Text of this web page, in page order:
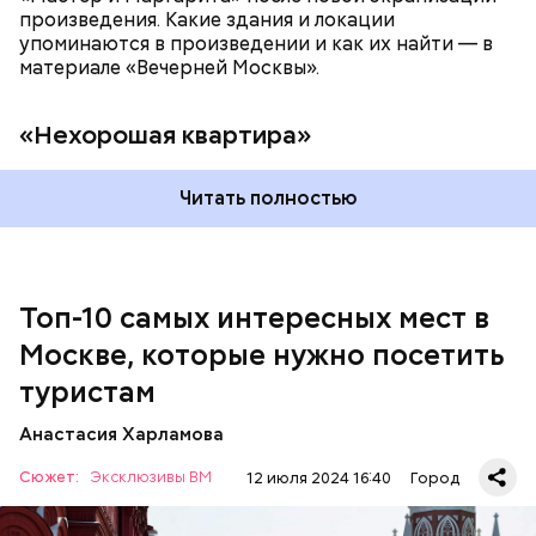
произведения. Какие здания и локации
упоминаются в произведении и как их найти — в
материале «Вечерней Москвы».
«Нехорошая квартира»
Читать полностью
Топ-10 самых интересных мест в
Москве, которые нужно посетить
туристам
Анастасия Харламова
Сюжет: Эксклюзивы ВМ 12 июля 2024 16:40 Город
Мавзолей
— А меня ужасно раздражает, когда пассажиры
смотрят видео или слушают музыку без наушников,
— отметила Дарья, 24 года.
куда-то вечно опаздывают. В метро и автобусах
они на сиденья несколько сумок ставят. А ты
присесть хочешь после рабочего дня, но не